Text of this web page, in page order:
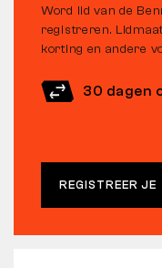
Word lid van de
registreren.
korting en andere
30 dagen
REGISTREER JE